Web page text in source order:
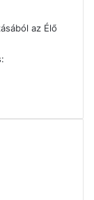
az Élő